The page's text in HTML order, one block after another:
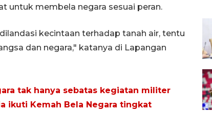
untuk membela negara sesuai peran.
kecintaan terhadap tanah air, tentu
dan negara," katanya di Lapangan
tak hanya sebatas kegiatan militer
ikuti Kemah Bela Negara tingkat